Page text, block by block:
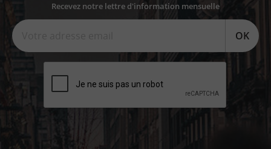
Recevez notre lettre d'information mensuelle
OK